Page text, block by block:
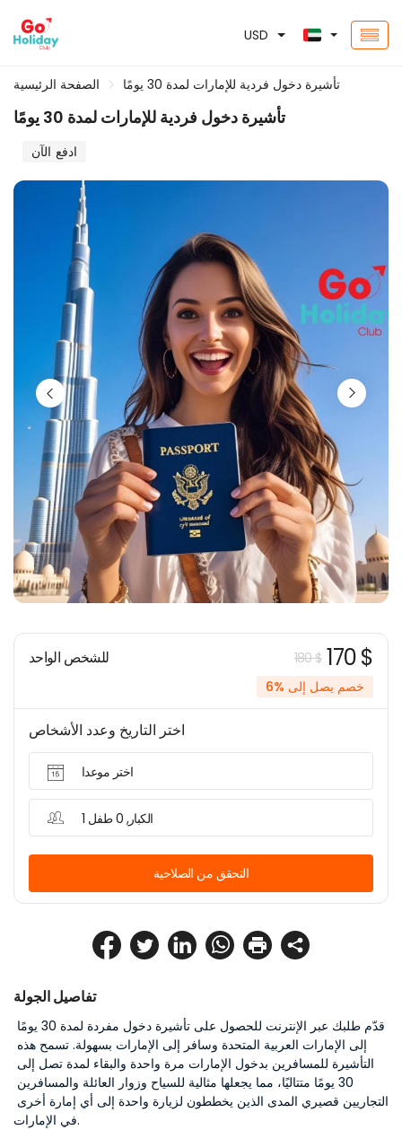
USD
الصفحة الرئيسية تأشيرة دخول فردية للإمارات لمدة 30 يومًا
تأشيرة دخول فردية للإمارات لمدة 30 يومًا
ادفع الآن
تفاصيل الجولة
في الإمارات.
للشخص الواحد 180 $ 170 $
خصم يصل إلى %6
اختر التاريخ وعدد الأشخاص
اختر موعدا
1 الكبار, 0 طفل
التحقق من الصلاحية